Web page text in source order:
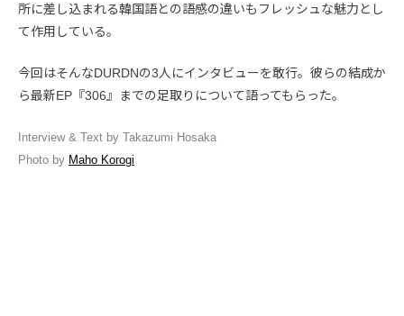
所に差し込まれる韓国語との語感の違いもフレッシュな魅力とし
て作用している。
今回はそんなDURDNの3人にインタビューを敢行。彼らの結成か
ら最新EP『306』までの足取りについて語ってもらった。
Interview & Text by Takazumi Hosaka
Photo by Maho Korogi